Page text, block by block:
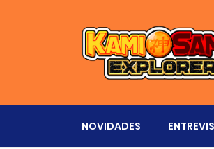
NOVIDADES